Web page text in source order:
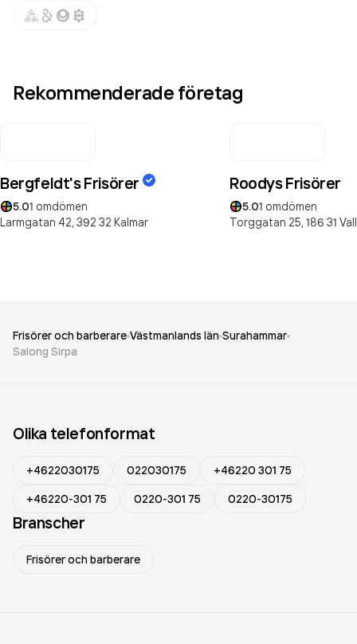
Rekommenderade företag
Bergfeldt's Frisörer
5.01 omdömen
Larmgatan 42, 392 32 Kalmar
Roodys Frisörer
5.01 omdömen
Torggatan 25, 186 31
Frisörer och barberare Västmanlands län Surahammar
Salong Sirpa
Olika telefonformat
+4622030175 022030175
+46220 301 75
+46220-301 75
0220-301 75 0220-30175
Branscher
Frisörer och barberare